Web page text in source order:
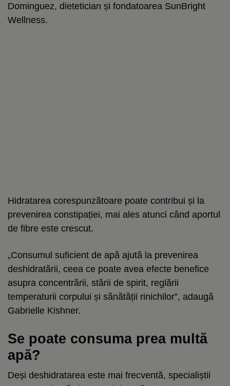
Dominguez, dietetician și fondatoarea SunBright
Wellness.
Hidratarea corespunzătoare poate contribui și la
prevenirea constipației, mai ales atunci când aportul
de fibre este crescut.
„Consumul suficient de apă ajută la prevenirea
deshidratării, ceea ce poate avea efecte benefice
asupra concentrării, stării de spirit, reglării
temperaturii corpului și sănătății rinichilor”, adaugă
Gabrielle Kishner.
Se poate consuma prea multă
apă?
Deși deshidratarea este mai frecventă, specialiștii